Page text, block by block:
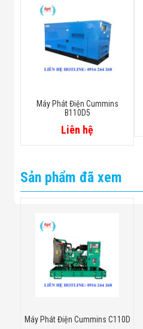
Máy Phát Điện Cummins
B110D5
Liên hệ
Sản phẩm đã xem
Máy Phát Điện Cummins C110D